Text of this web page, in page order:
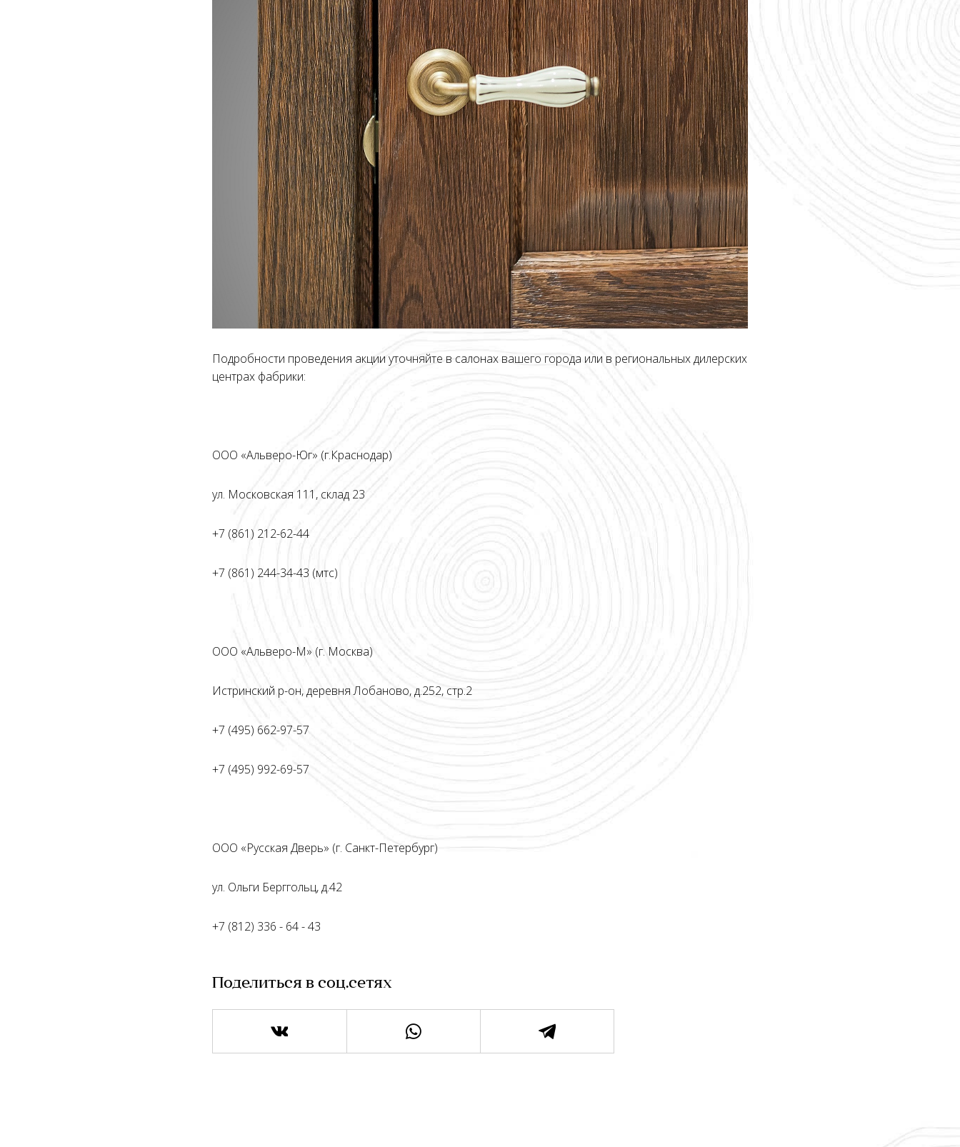
Подробности проведения акции уточняйте в салонах вашего города или в региональных дилерских
центрах фабрики:
ООО «Альверо-Юг» (г.Краснодар)
ул. Московская 111, склад 23
+7 (861) 212-62-44
+7 (861) 244-34-43 (мтс)
ООО «Альверо-М» (г. Москва)
Истринский р-он, деревня Лобаново, д.252, стр.2
+7 (495) 662-97-57
+7 (495) 992-69-57
ООО «Русская Дверь» (г. Санкт-Петербург)
ул. Ольги Берггольц, д.42
+7 (812) 336 - 64 - 43
Поделиться в соц.сетях